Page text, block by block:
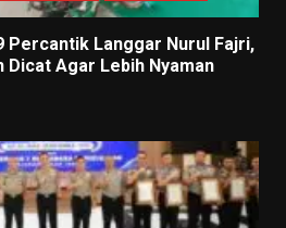
Percantik Langgar Nurul Fajri,
Dicat Agar Lebih Nyaman